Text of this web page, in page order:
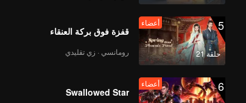
5
حلقة 21
أعضاء
قفزة فوق بركة العنقاء
رومانسي · زي تقليدي
6 أعضاء
Swallowed Star